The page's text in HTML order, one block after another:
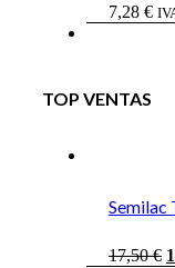
7,28 €
TOP VENTAS
Semilac
17,50€